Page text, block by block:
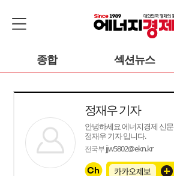
종합 섹션뉴스
정재우 기자
안녕하세요 에너지경제 신문
정재우 기자 입니다.
전국부jjw5802@ekn.kr